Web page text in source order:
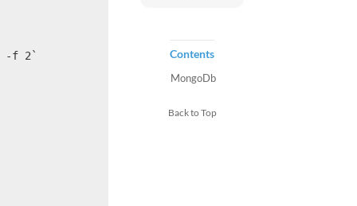
-f 2` Contents
MongoDb
Back to Top